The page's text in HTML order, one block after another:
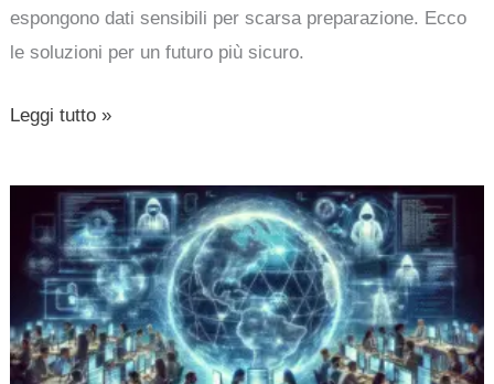
espongono dati sensibili per scarsa preparazione. Ecco
le soluzioni per un futuro più sicuro.
Leggi tutto »
Proteggere
dati
2025:
strategie